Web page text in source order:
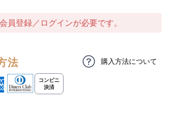
員登録／ログインが必要です。
法 購入方法について